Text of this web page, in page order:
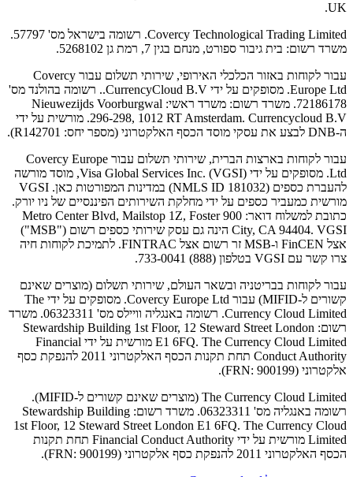
UK.
Covercy Technological Trading Limited. רשומה בישראל מס' 57797.
משרד רשום: בית גיבור ספורט, מנחם בגין 7, רמת גן 5268102.
עבור לקוחות באזור הכלכלי האירופי, שירותי תשלום עבור Covercy
Europe Ltd. מסופקים על ידי CurrencyCloud B.V.. רשומה בהולנד מס'
72186178. משרד רשום: משרד ראשי: Nieuwezijds Voorburgwal
296-298, 1012 RT Amsterdam. Currencycloud B.V. מורשית על ידי
ה-DNB לבצע את עסקי מוסד הכסף האלקטרוני (מספר יחס: R142701).
עבור לקוחות בארצות הברית, שירותי תשלום עבור Covercy Europe
Ltd. מסופקים על ידי Visa Global Services Inc. (VGSI), מוסד מורשה
להעברת כספים (NMLS ID 181032) במדינות המפורטות כאן. VGSI
מורשית כמעביר כספים על ידי מחלקת השירותים הפיננסיים של ניו יורק.
כתובת למשלוח דואר: 900 Metro Center Blvd, Mailstop 1Z, Foster
City, CA 94404. VGSI הינה גם עסק שירותי כספים רשום ("MSB")
אצל FinCEN ו-MSB זר רשום אצל FINTRAC. לתמיכת לקוחות חיה
צרו קשר עם VGSI בטלפון (888) 733-0041.
עבור לקוחות בבריטניה ובשאר העולם, שירותי תשלום (מוצרים שאינם
קשורים ל-MIFID) עבור Covercy Europe Ltd. מסופקים על ידי The
Currency Cloud Limited. רשומה באנגליה וויילס מס' 06323311. משרד
רשום: Stewardship Building 1st Floor, 12 Steward Street London
E1 6FQ. The Currency Cloud Limited מורשית על ידי Financial
Conduct Authority תחת תקנות הכסף האלקטרוני 2011 להנפקת כסף
אלקטרוני (FRN: 900199).
The Currency Cloud Limited (מוצרים שאינם קשורים ל-MIFID).
רשומה באנגליה מס' 06323311. משרד רשום: Stewardship Building
1st Floor, 12 Steward Street London E1 6FQ. The Currency Cloud
Limited מורשית על ידי Financial Conduct Authority תחת תקנות
הכסף האלקטרוני 2011 להנפקת כסף אלקטרוני (FRN: 900199).